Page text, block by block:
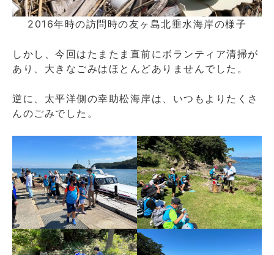
2016年時の訪問時の友ヶ島北垂水海岸の様子
しかし、今回はたまたま直前にボランティア清掃が
あり、大きなごみはほとんどありませんでした。
逆に、太平洋側の幸助松海岸は、いつもよりたくさ
んのごみでした。